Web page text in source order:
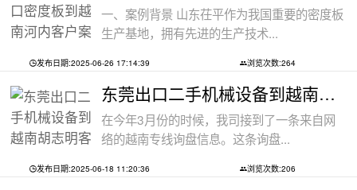
一、案例背景 山东茌平作为我国重要的密度板
生产基地，拥有先进的生产技术...
发布日期:2025-06-26 17:14:39 浏览次数:264
东莞出口二手机械设备到越南胡志明客户
在今年3月份的时候，我司接到了一条来自网
络的越南专线询盘信息。这条询盘...
发布日期:2025-06-18 11:20:36 浏览次数:206